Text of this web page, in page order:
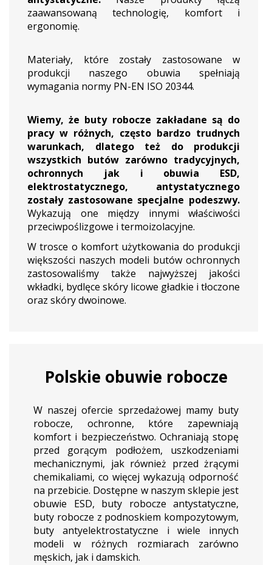
zaawansowaną technologię, komfort i
ergonomię.
Materiały, które zostały zastosowane w
produkcji naszego obuwia spełniają
wymagania normy PN-EN ISO 20344.
Wiemy, że buty robocze zakładane są do
pracy w różnych, często bardzo trudnych
warunkach, dlatego też do produkcji
wszystkich butów zarówno tradycyjnych,
ochronnych jak i obuwia ESD,
elektrostatycznego, antystatycznego
zostały zastosowane specjalne podeszwy.
Wykazują one między innymi właściwości
przeciwpoślizgowe i termoizolacyjne.
W trosce o komfort użytkowania do produkcji
większości naszych modeli butów ochronnych
zastosowaliśmy także najwyższej jakości
wkładki, bydlęce skóry licowe gładkie i tłoczone
oraz skóry dwoinowe.
Polskie obuwie robocze
W naszej ofercie sprzedażowej mamy buty
robocze, ochronne, które zapewniają
komfort i bezpieczeństwo. Ochraniają stopę
przed gorącym podłożem, uszkodzeniami
mechanicznymi, jak również przed żrącymi
chemikaliami, co więcej wykazują odporność
na przebicie. Dostępne w naszym sklepie jest
obuwie ESD, buty robocze antystatyczne,
buty robocze z podnoskiem kompozytowym,
buty antyelektrostatyczne i wiele innych
modeli w różnych rozmiarach zarówno
męskich, jak i damskich.